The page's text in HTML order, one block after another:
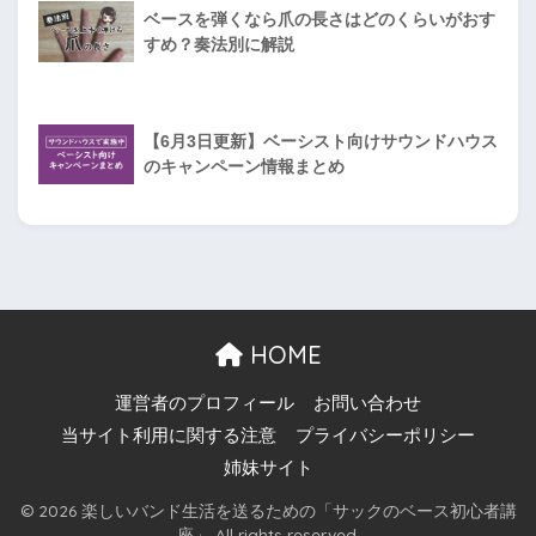
ベースを弾くなら爪の長さはどのくらいがおす
すめ？奏法別に解説
【6月3日更新】ベーシスト向けサウンドハウス
のキャンペーン情報まとめ
HOME
運営者のプロフィール
お問い合わせ
当サイト利用に関する注意
プライバシーポリシー
姉妹サイト
© 2026 楽しいバンド生活を送るための「サックのベース初心者講